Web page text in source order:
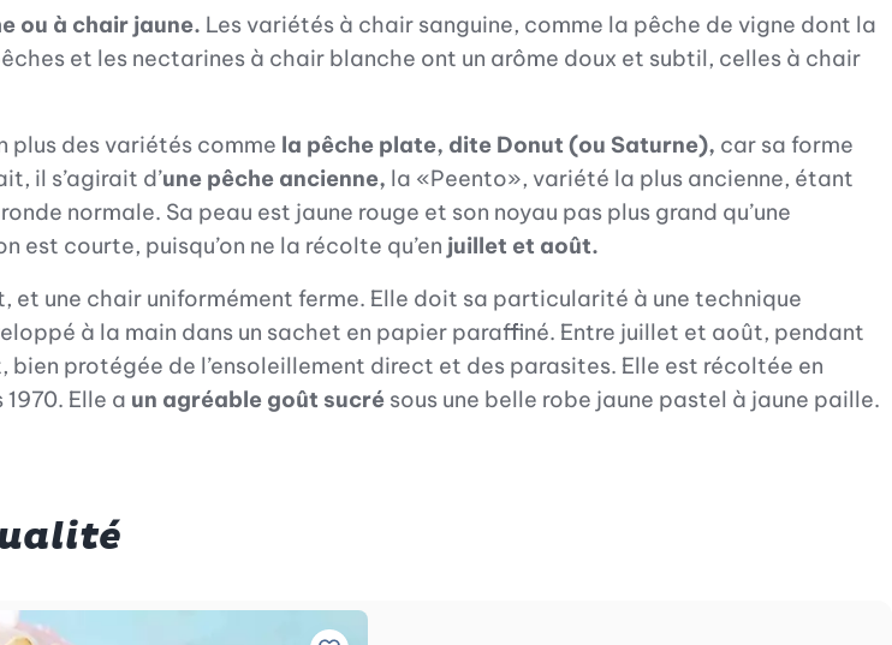
ou à chair jaune. Les variétés à chair sanguine, comme la pêche de vigne dont la
et les nectarines à chair blanche ont un arôme doux et subtil, celles à chair
plus des variétés comme la pêche plate, dite Donut (ou Saturne), car sa forme
il s’agirait d’une pêche ancienne, la «Peento», variété la plus ancienne, étant
normale. Sa peau est jaune rouge et son noyau pas plus grand qu’une
courte, puisqu’on ne la récolte qu’en juillet et août.
et une chair uniformément ferme. Elle doit sa particularité à une technique
à la main dans un sachet en papier paraffiné. Entre juillet et août, pendant
protégée de l’ensoleillement direct et des parasites. Elle est récoltée en
Elle a un agréable goût sucré sous une belle robe jaune pastel à jaune paille.